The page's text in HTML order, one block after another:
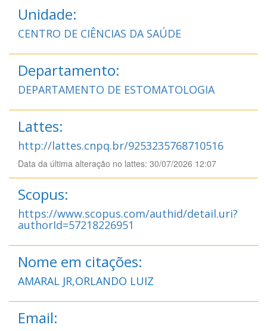
Unidade:
CENTRO DE CIÊNCIAS DA SAÚDE
Departamento:
DEPARTAMENTO DE ESTOMATOLOGIA
Lattes:
http://lattes.cnpq.br/9253235768710516
Data da última alteração no lattes: 30/07/2026 12:07
Scopus:
https://www.scopus.com/authid/detail.uri?
authorId=57218226951
Nome em citações:
AMARAL JR,ORLANDO LUIZ
Email: